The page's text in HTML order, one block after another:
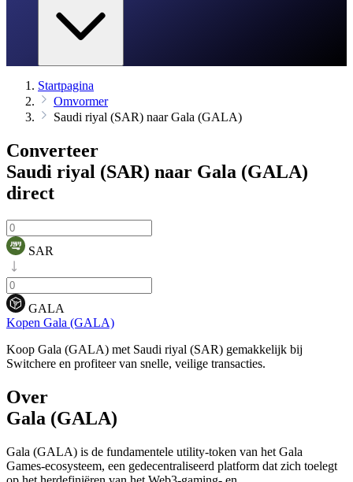
Startpagina
Omvormer
Saudi riyal (SAR) naar Gala (GALA)
Converteer
Saudi riyal (SAR) naar Gala (GALA)
direct
SAR
GALA
Kopen Gala (GALA)
Koop Gala (GALA) met Saudi riyal (SAR) gemakkelijk bij
Switchere en profiteer van snelle, veilige transacties.
Over
Gala (GALA)
Gala (GALA) is de fundamentele utility-token van het Gala
Games-ecosysteem, een gedecentraliseerd platform dat zich toelegt